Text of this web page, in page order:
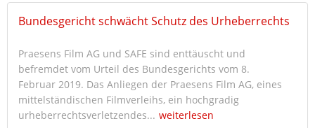
Bundesgericht schwächt Schutz des Urheberrechts
Praesens Film AG und SAFE sind enttäuscht und
befremdet vom Urteil des Bundesgerichts vom 8.
Februar 2019. Das Anliegen der Praesens Film AG, eines
mittelständischen Filmverleihs, ein hochgradig
urheberrechtsverletzendes... weiterlesen